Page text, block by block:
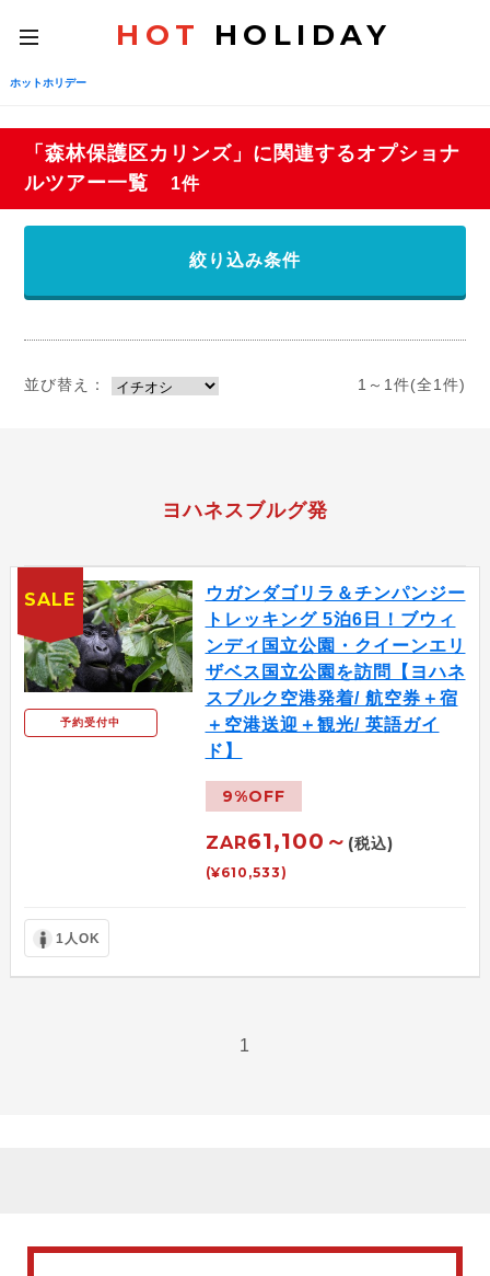
toggle
navigation
HOT HOLIDAY
ホットホリデー
「森林保護区カリンズ」に関連するオプショナ
ルツアー一覧
1件
絞り込み条件
並び替え： 1～1件(全1件)
ヨハネスブルグ発
予約受付中
ウガンダゴリラ＆チンパンジー
トレッキング 5泊6日！ブウィ
ンディ国立公園・クイーンエリ
ザベス国立公園を訪問【ヨハネ
スブルク空港発着/ 航空券＋宿
＋空港送迎＋観光/ 英語ガイ
ド】
9%OFF
ZAR61,100～ (税込)
(¥610,533)
1人OK
SALE
1